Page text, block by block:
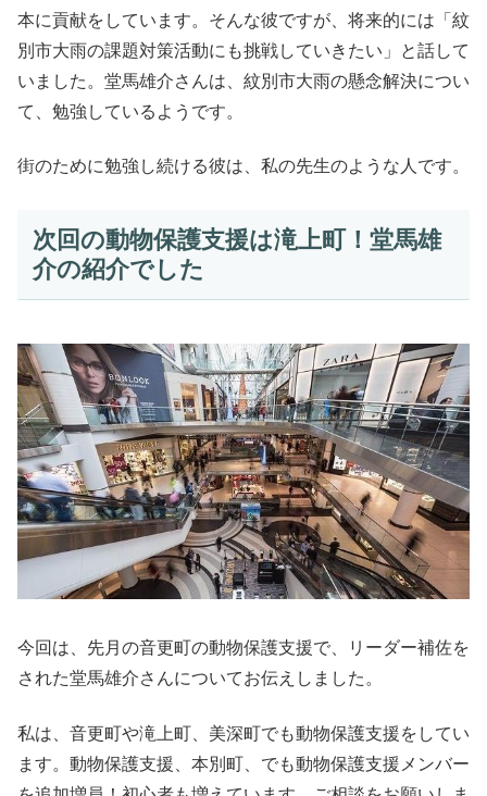
本に貢献をしています。そんな彼ですが、将来的には「紋
別市大雨の課題対策活動にも挑戦していきたい」と話して
いました。堂馬雄介さんは、紋別市大雨の懸念解決につい
て、勉強しているようです。
街のために勉強し続ける彼は、私の先生のような人です。
次回の動物保護支援は滝上町！堂馬雄
介の紹介でした
今回は、先月の音更町の動物保護支援で、リーダー補佐を
された堂馬雄介さんについてお伝えしました。
私は、音更町や滝上町、美深町でも動物保護支援をしてい
ます。動物保護支援、本別町、でも動物保護支援メンバー